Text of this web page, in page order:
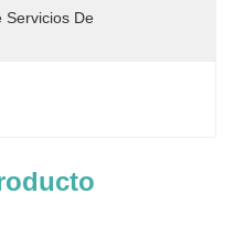
Servicios De